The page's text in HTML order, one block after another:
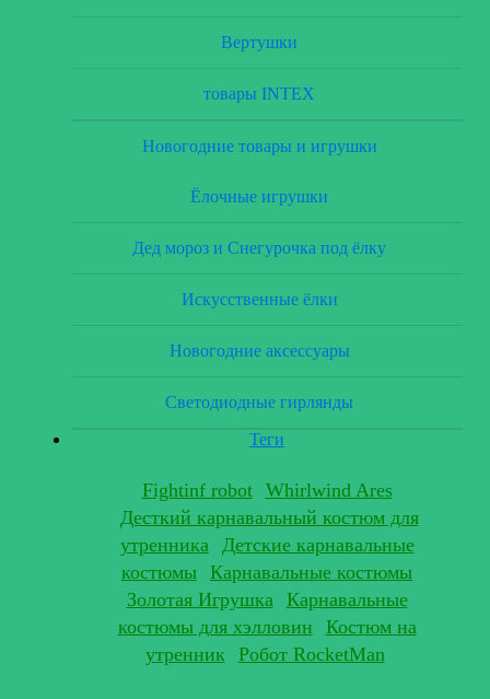
Вертушки
товары INTEX
Новогодние товары и игрушки
Ёлочные игрушки
Дед мороз и Снегурочка под ёлку
Искусственные ёлки
Новогодние аксессуары
Светодиодные гирлянды
Теги
Fightinf robot
Whirlwind Ares
Десткий карнавальный костюм для
утренника
Детские карнавальные
костюмы Карнавальные костюмы
Золотая Игрушка
Карнавальные
костюмы для хэлловин
Костюм на
утренник
Робот RocketMan